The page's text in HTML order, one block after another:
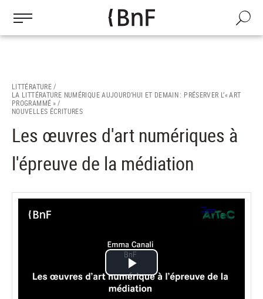
contenu
Recherche
LITTÉRATURE /
LA LITTÉRATURE NUMÉRIQUE AUJOURD’HUI ET DEMAIN : PRÉSERVER L’« ART
PROGRAMMÉ » /
NOUVELLES ÉCRITURES
Les œuvres d'art numériques à
l'épreuve de la médiation
Lire